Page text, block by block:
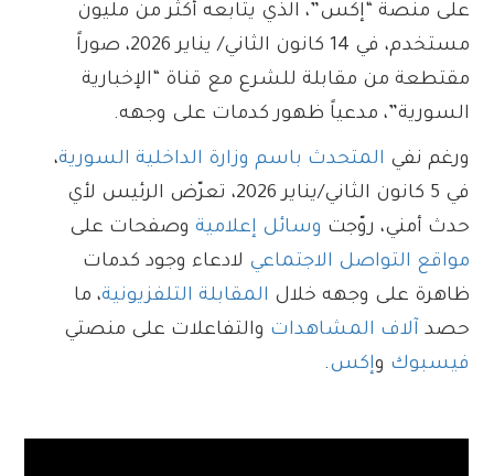
على منصة “إكس”، الذي يتابعه أكثر من مليون
مستخدم، في 14 كانون الثاني/ يناير 2026، صوراً
مقتطعة من مقابلة للشرع مع قناة “الإخبارية
السورية”، مدعياً ظهور كدمات على وجهه.
ورغم نفي المتحدث باسم وزارة الداخلية السورية،
في 5 كانون الثاني/يناير 2026، تعرّض الرئيس لأي
حدث أمني، روّجت وسائل إعلامية وصفحات على
مواقع التواصل الاجتماعي لادعاء وجود كدمات
ظاهرة على وجهه خلال المقابلة التلفزيونية، ما
حصد آلاف المشاهدات والتفاعلات على منصتي
فيسبوك وإكس.